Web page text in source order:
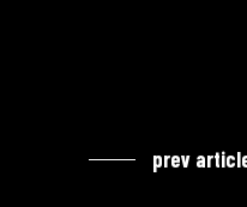
prev